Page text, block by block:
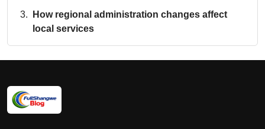
How regional administration changes affect
local services